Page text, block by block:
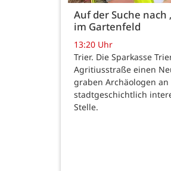
Auf der Suche nach
im Gartenfeld
13:20 Uhr
Trier. Die Sparkasse
Agritiusstraße einen
graben Archäologen
stadtgeschichtlich
Stelle.